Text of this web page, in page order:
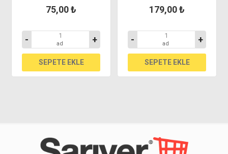
75,00 ₺
- ad +
179,00 ₺
- ad +